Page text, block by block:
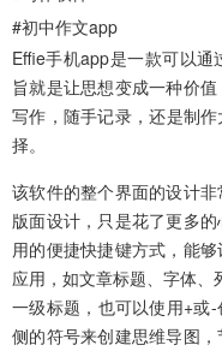
#初中作文app
Effie手机app是一款可以通
旨就是让思想变成一种价
写作，随手记录，还是制
择。
该软件的整个界面的设计
版面设计，只是花了更多
用的便捷快捷键方式，能
应用，如文章标题、字体
一级标题，也可以使用+或
侧的符号来创建思维导图